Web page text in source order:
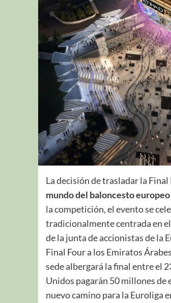
La decisión de trasladar la
mundo del baloncesto europeo
la competición, el evento se
tradicionalmente centrada en
de la junta de accionistas de la
Final Four a los Emiratos
sede albergará la final entre el
Unidos pagarán 50 millones de
nuevo camino para la Euroliga